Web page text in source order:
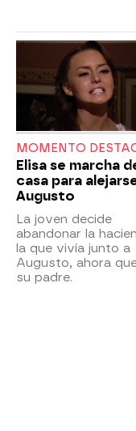
MOMENTO
Elisa se marcha
casa para
Augusto
La joven decide
abandonar la
la que vivía junto a
Augusto, ahora
su padre.